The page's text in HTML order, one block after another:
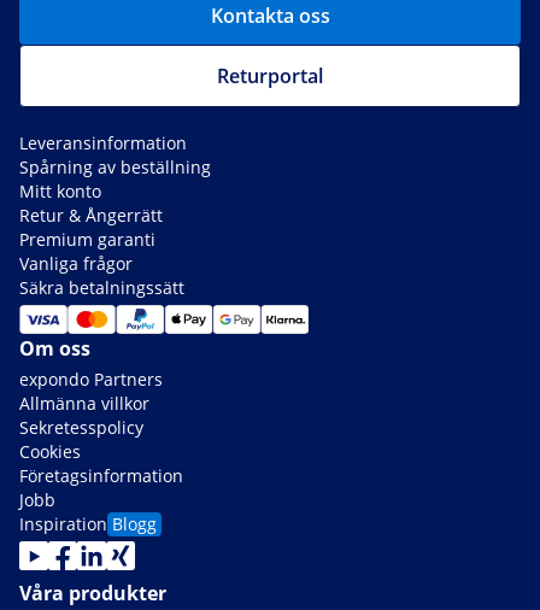
Kontakta oss
Returportal
Leveransinformation
Spårning av beställning
Mitt konto
Retur & Ångerrätt
Premium garanti
Vanliga frågor
Säkra betalningssätt
Om oss
expondo Partners
Allmänna villkor
Sekretesspolicy
Cookies
Företagsinformation
Jobb
Inspiration Blogg
Våra produkter